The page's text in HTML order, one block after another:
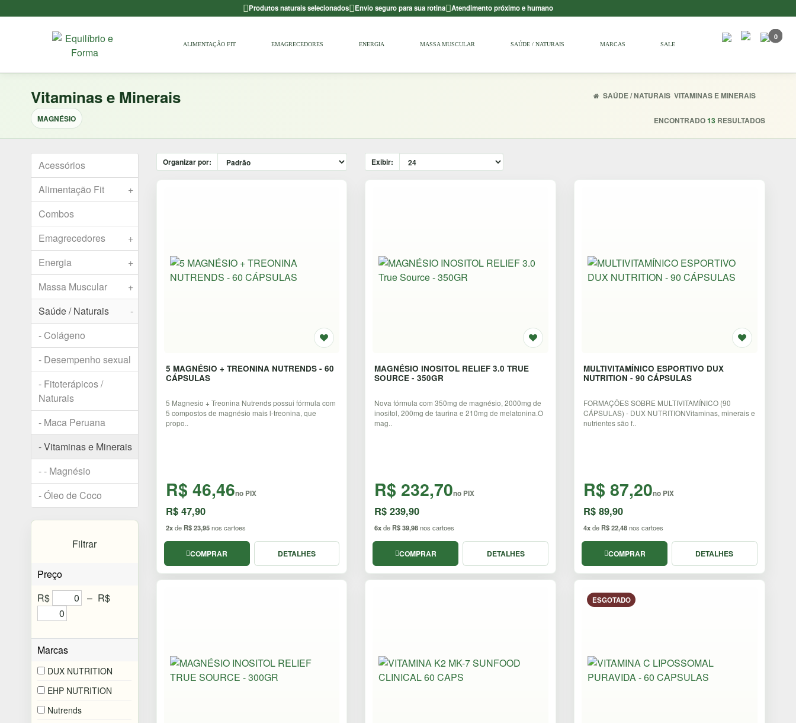
Produtos naturais selecionados Envio seguro para sua rotina Atendimento próximo e humano
ALIMENTAÇÃO FIT EMAGRECEDORES ENERGIA MASSA MUSCULAR SAÚDE / NATURAIS MARCAS SALE
0
Vitaminas e Minerais
MAGNÉSIO
SAÚDE / NATURAIS VITAMINAS E MINERAIS
ENCONTRADO13 RESULTADOS
Acessórios
Alimentação Fit
+
Combos
Emagrecedores
+
Energia
+
Massa Muscular
+
Saúde / Naturais
-
- Colágeno
- Desempenho sexual
- Fitoterápicos /
Naturais
- Maca Peruana
- Vitaminas e Minerais
-
- - Magnésio
- Óleo de Coco
Filtrar
Preço
R$
– R$
Marcas
DUX NUTRITION
EHP NUTRITION
Nutrends
Organizar por: Exibir:
5 MAGNÉSIO + TREONINA NUTRENDS - 60
CÁPSULAS
5 Magnesio + Treonina Nutrends possui fórmula com
5 compostos de magnésio mais l-treonina, que
propo..
R$ 46,46no PIX
R$ 47,90
2xde R$ 23,95nos cartoes
COMPRAR DETALHES
MAGNÉSIO INOSITOL RELIEF 3.0 TRUE
SOURCE - 350GR
Nova fórmula com 350mg de magnésio, 2000mg de
inositol, 200mg de taurina e 210mg de melatonina.O
mag..
R$ 232,70no PIX
R$ 239,90
6xde R$ 39,98nos cartoes
COMPRAR DETALHES
MULTIVITAMÍNICO ESPORTIVO DUX
NUTRITION - 90 CÁPSULAS
FORMAÇÕES SOBRE MULTIVITAMÍNICO (90
CÁPSULAS) - DUX NUTRITIONVitaminas, minerais e
nutrientes são f..
R$ 87,20no PIX
R$ 89,90
4xde R$ 22,48nos cartoes
COMPRAR DETALHES
ESGOTADO